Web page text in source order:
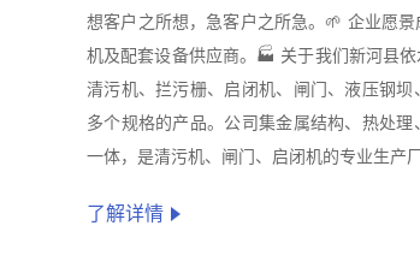
想客户之所想，急客户之所急。🌱 企业愿
机及配套设备供应商。🏭 关于我们新河县
清污机、拦污栅、启闭机、闸门、液压钢
多个规格的产品。公司集金属结构、热处
一体，是清污机、闸门、启闭机的专业生产
了解详情